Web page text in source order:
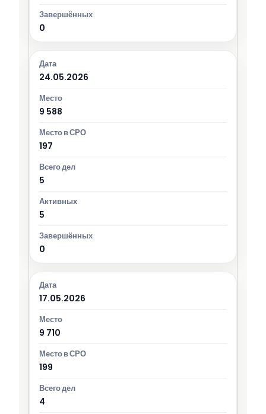
0
24.05.2026
9 588
197
5
5
0
17.05.2026
9 710
199
4